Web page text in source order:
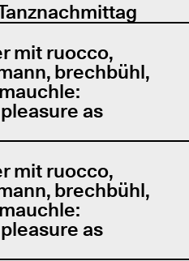
mit ruocco,
brechbühl,
as
mit ruocco,
brechbühl,
as